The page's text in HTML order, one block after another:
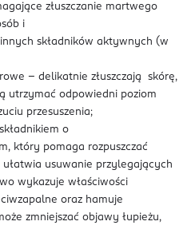
złuszczanie martwego
i
składników aktywnych (w
– delikatnie złuszczają skórę,
utrzymać odpowiedni poziom
przesuszenia;
o
który pomaga rozpuszczać
usuwanie przylegających
wykazuje właściwości
oraz hamuje
zmniejszać objawy łupieżu,